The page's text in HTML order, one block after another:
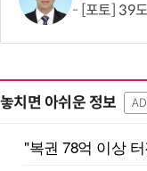
[포토] 39
놓치면 아쉬운 정보 AD